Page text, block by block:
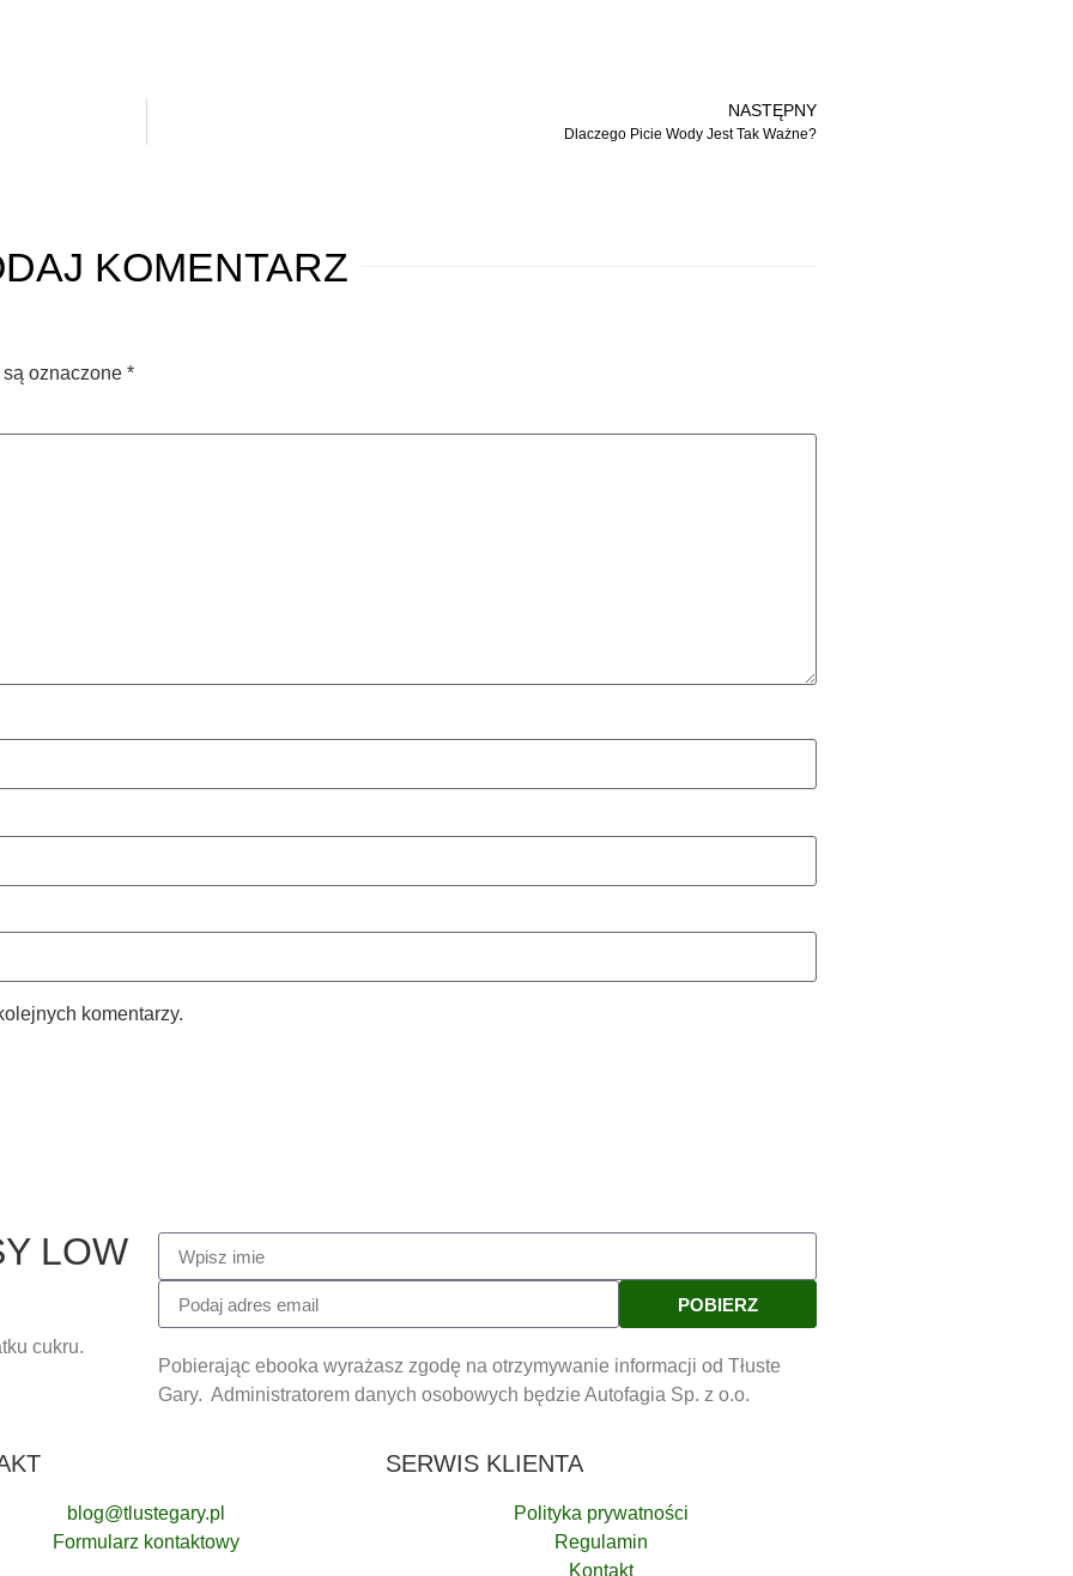
NASTĘPNY
Dlaczego Picie Wody Jest Tak Ważne?
KOMENTARZ
oznaczone *
komentarzy.
LOW
cukru.
POBIERZ
Pobierając ebooka wyrażasz zgodę na otrzymywanie informacji od Tłuste
Gary. Administratorem danych osobowych będzie Autofagia Sp. z o.o.
blog@tlustegary.pl
Formularz kontaktowy
SERWIS KLIENTA
Polityka prywatności
Regulamin
Kontakt